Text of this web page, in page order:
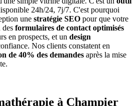
24h/24, 7j/7. C'est pourquoi
une stratégie SEO pour que votre
des formulaires de contact optimisés
en prospects, et un design
Nos clients constatent en
de 40% des demandes après la mise
à Champier